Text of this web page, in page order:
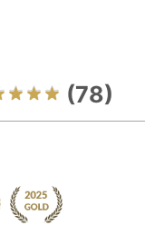
(78)